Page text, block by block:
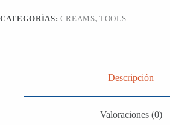
CATEGORÍAS: CREAMS,TOOLS
Descripción
Valoraciones (0)